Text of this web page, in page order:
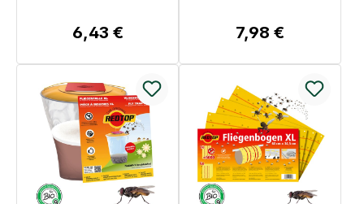
Regulärer Preis:
6,43 € Regulärer Preis:
7,98 €